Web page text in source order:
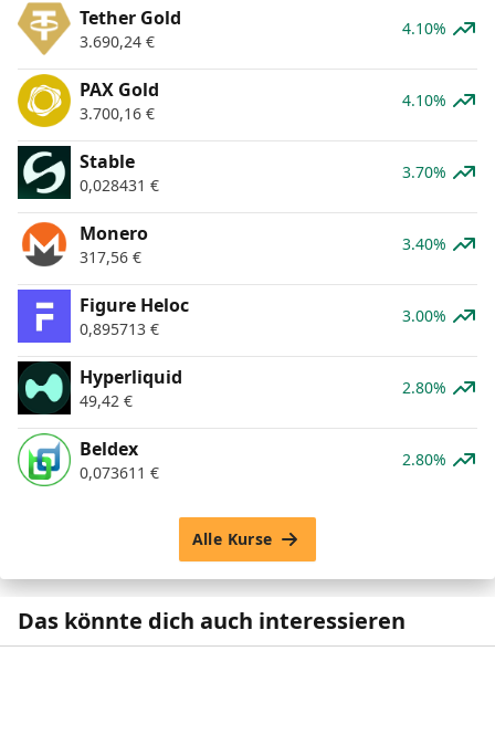
Tether Gold
3.690,24 €
4.10%
PAX Gold
3.700,16 €
4.10%
​​Stable
0,028431 €
3.70%
Monero
317,56 €
3.40%
Figure Heloc
0,895713 €
3.00%
Hyperliquid
49,42 €
2.80%
Beldex
0,073611 €
2.80%
Alle Kurse
Das könnte dich auch interessieren